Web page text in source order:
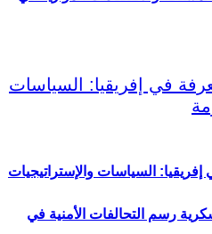
رسم التحالفات الأمنية في
السياسات والإستراتيجيات